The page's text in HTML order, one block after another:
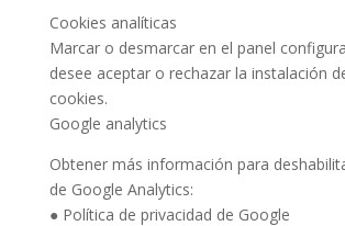
Cookies analíticas
Marcar o desmarcar en el panel
desee aceptar o rechazar la instalación
cookies.
Google analytics
Obtener más información para
de Google Analytics:
● Política de privacidad de Google